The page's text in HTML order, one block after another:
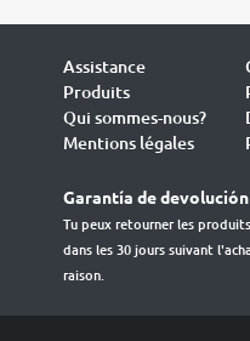
Assistance
Produits
Qui sommes-nous?
Mentions légales
Garantía de
Tu peux retourner les
dans les 30 jours suivant
raison.